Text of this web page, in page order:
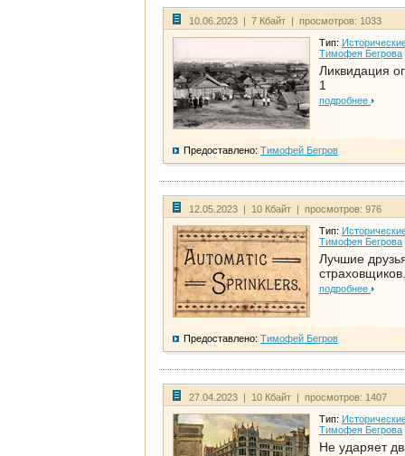
10.06.2023 | 7 Кбайт | просмотров: 1033
Тип:
Тимофея Бегрова
Ликвидация
1
подробнее
Предоставлено: Тимофей Бегров
12.05.2023 | 10 Кбайт | просмотров: 976
Тип:
Тимофея Бегрова
Лучшие
подробнее
Предоставлено: Тимофей Бегров
27.04.2023 | 10 Кбайт | просмотров: 1407
Тип:
Тимофея Бегрова
Не ударяет